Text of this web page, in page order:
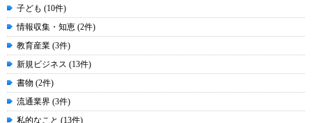
子ども (10件)
情報収集・知恵 (2件)
教育産業 (3件)
新規ビジネス (13件)
書物 (2件)
流通業界 (3件)
私的なこと (13件)